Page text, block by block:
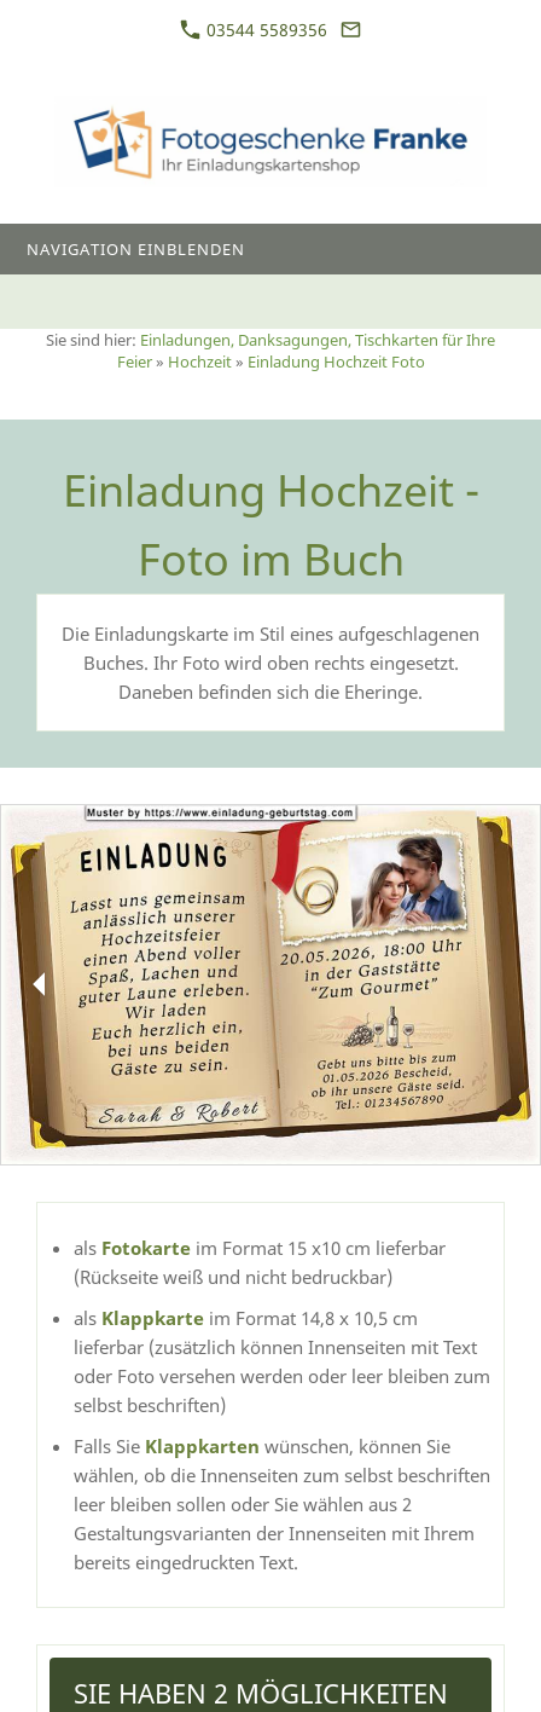
03544 5589356
NAVIGATION EINBLENDEN
Sie sind hier: Einladungen, Danksagungen, Tischkarten für Ihre
Feier» Hochzeit» Einladung Hochzeit Foto
Einladung Hochzeit -
Foto im Buch
Die Einladungskarte im Stil eines aufgeschlagenen
Buches. Ihr Foto wird oben rechts eingesetzt.
Daneben befinden sich die Eheringe.
als Fotokarte im Format 15 x10 cm lieferbar
(Rückseite weiß und nicht bedruckbar)
als Klappkarte im Format 14,8 x 10,5 cm
lieferbar (zusätzlich können Innenseiten mit Text
oder Foto versehen werden oder leer bleiben zum
selbst beschriften)
Falls Sie Klappkarten wünschen, können Sie
wählen, ob die Innenseiten zum selbst beschriften
leer bleiben sollen oder Sie wählen aus 2
Gestaltungsvarianten der Innenseiten mit Ihrem
bereits eingedruckten Text.
SIE HABEN 2 MÖGLICHKEITEN